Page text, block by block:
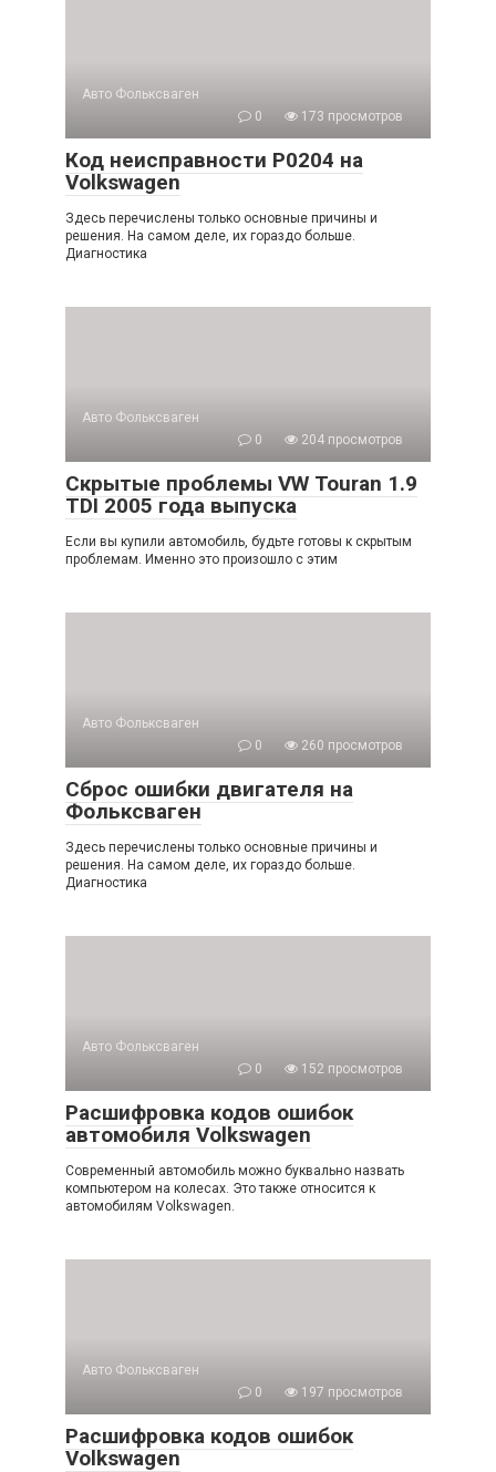
Авто Фольксваген
0
173 просмотров
Код неисправности P0204 на
Volkswagen
Здесь перечислены только основные причины и
решения. На самом деле, их гораздо больше.
Диагностика
Авто Фольксваген
0
204 просмотров
Скрытые проблемы VW Touran 1.9
TDI 2005 года выпуска
Если вы купили автомобиль, будьте готовы к скрытым
проблемам. Именно это произошло с этим
Авто Фольксваген
0
260 просмотров
Сброс ошибки двигателя на
Фольксваген
Здесь перечислены только основные причины и
решения. На самом деле, их гораздо больше.
Диагностика
Авто Фольксваген
0
152 просмотров
Расшифровка кодов ошибок
автомобиля Volkswagen
Современный автомобиль можно буквально назвать
компьютером на колесах. Это также относится к
автомобилям Volkswagen.
Авто Фольксваген
0
197 просмотров
Расшифровка кодов ошибок
Volkswagen